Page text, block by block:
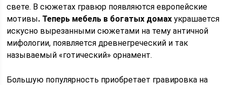
свете. В сюжетах гравюр появляются европейские
мотивы. Теперь мебель в богатых домах украшается
искусно вырезанными сюжетами на тему античной
мифологии, появляется древнегреческий и так
называемый «готический» орнамент.
Большую популярность приобретает гравировка на